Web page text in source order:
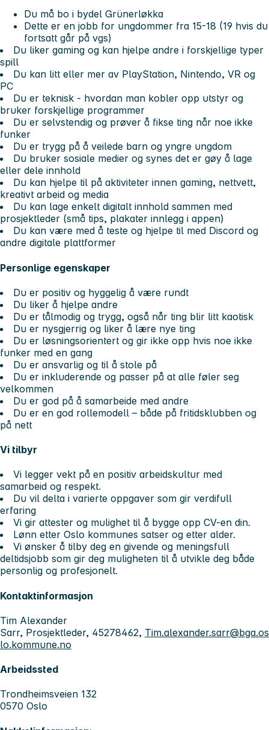
Du må bo i bydel Grünerløkka
Dette er en jobb for ungdommer fra 15-18 (19 hvis du
fortsatt går på vgs)
Du liker gaming og kan hjelpe andre i forskjellige typer
spill
Du kan litt eller mer av PlayStation, Nintendo, VR og
PC
Du er teknisk - hvordan man kobler opp utstyr og
bruker forskjellige programmer
Du er selvstendig og prøver å fikse ting når noe ikke
funker
Du er trygg på å veilede barn og yngre ungdom
Du bruker sosiale medier og synes det er gøy å lage
eller dele innhold
Du kan hjelpe til på aktiviteter innen gaming, nettvett,
kreativt arbeid og media
Du kan lage enkelt digitalt innhold sammen med
prosjektleder (små tips, plakater innlegg i appen)
Du kan være med å teste og hjelpe til med Discord og
andre digitale plattformer
Personlige egenskaper
Du er positiv og hyggelig å være rundt
Du liker å hjelpe andre
Du er tålmodig og trygg, også når ting blir litt kaotisk
Du er nysgjerrig og liker å lære nye ting
Du er løsningsorientert og gir ikke opp hvis noe ikke
funker med en gang
Du er ansvarlig og til å stole på
Du er inkluderende og passer på at alle føler seg
velkommen
Du er god på å samarbeide med andre
Du er en god rollemodell – både på fritidsklubben og
på nett
Vi tilbyr
Vi legger vekt på en positiv arbeidskultur med
samarbeid og respekt.
Du vil delta i varierte oppgaver som gir verdifull
erfaring
Vi gir attester og mulighet til å bygge opp CV-en din.
Lønn etter Oslo kommunes satser og etter alder.
Vi ønsker å tilby deg en givende og meningsfull
deltidsjobb som gir deg muligheten til å utvikle deg både
personlig og profesjonelt.
Kontaktinformasjon
Tim Alexander
Sarr, Prosjektleder, 45278462, Tim.alexander.sarr@bga.os
lo.kommune.no
Arbeidssted
Trondheimsveien 132
0570 Oslo